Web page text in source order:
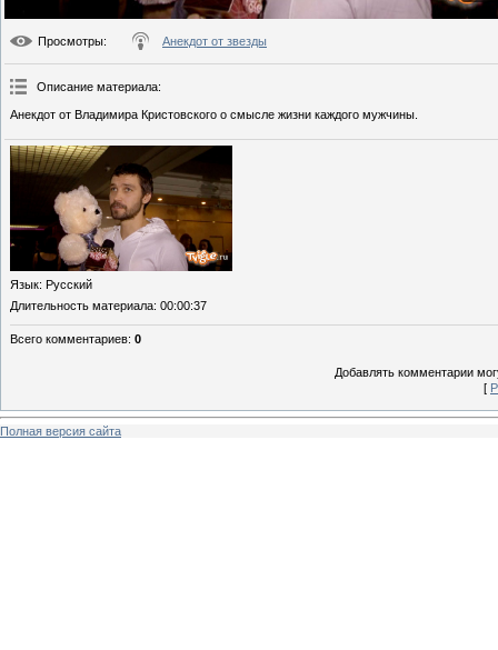
Просмотры: Анекдот от звезды
Описание материала:
Анекдот от Владимира Кристовского о смысле жизни каждого мужчины.
Язык: Русский
Длительность материала: 00:00:37
Всего комментариев: 0
Добавлять комментарии
[
Полная версия сайта